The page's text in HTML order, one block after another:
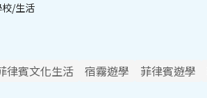
校/生活
律賓文化生活
宿霧遊學 菲律賓遊學